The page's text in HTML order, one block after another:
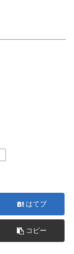
はてブ
コピー